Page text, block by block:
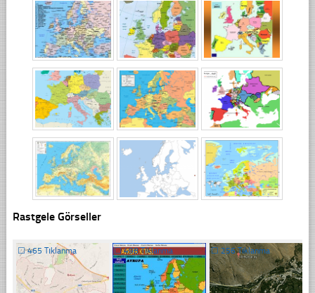
Rastgele Görseller
☐465 Tıklanma ☐498 Tıklanma ☐ 256 Tıklanma